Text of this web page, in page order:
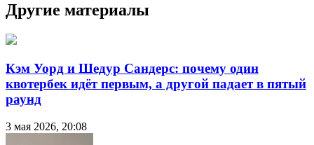
Другие материалы
Кэм Уорд и Шедур Сандерс: почему один
квотербек идёт первым, а другой падает в пятый
раунд
3 мая 2026, 20:08